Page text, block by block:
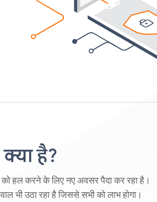
है?
को हल करने के लिए नए अवसर पैदा कर रहा है।
भी उठा रहा है जिससे सभी को लाभ होगा।